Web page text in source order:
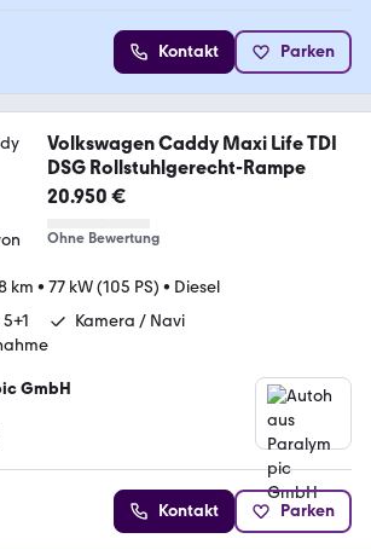
Kontakt Parken
Volkswagen Caddy Maxi Life TDI
DSG Rollstuhlgerecht-Rampe
20.950 €
Ohne Bewertung
km • 77 kW (105 PS) • Diesel
Kamera / Navi
GmbH
Kontakt Parken